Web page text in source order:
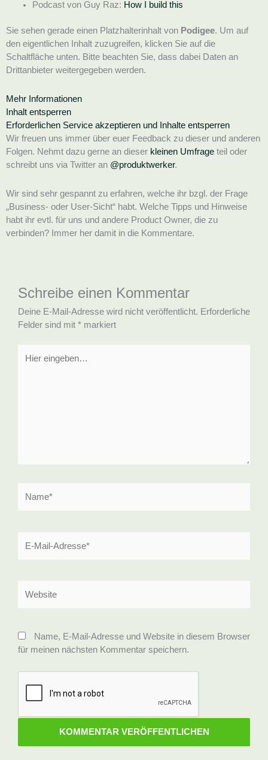
Podcast von Guy Raz: How I build this
Sie sehen gerade einen Platzhalterinhalt von Podigee. Um auf
den eigentlichen Inhalt zuzugreifen, klicken Sie auf die
Schaltfläche unten. Bitte beachten Sie, dass dabei Daten an
Drittanbieter weitergegeben werden.
Mehr Informationen
Inhalt entsperren
Erforderlichen Service akzeptieren und Inhalte entsperren
Wir freuen uns immer über euer Feedback zu dieser und anderen
Folgen. Nehmt dazu gerne an dieser kleinen Umfrage teil oder
schreibt uns via Twitter an @produktwerker.
Wir sind sehr gespannt zu erfahren, welche ihr bzgl. der Frage
„Business- oder User-Sicht“ habt. Welche Tipps und Hinweise
habt ihr evtl. für uns und andere Product Owner, die zu
verbinden? Immer her damit in die Kommentare.
Schreibe einen Kommentar
Deine E-Mail-Adresse wird nicht veröffentlicht. Erforderliche
Felder sind mit * markiert
eingeben…
Mail-
Name, E-Mail-Adresse und Website in diesem Browser
für meinen nächsten Kommentar speichern.